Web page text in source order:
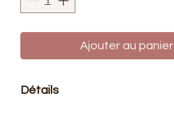
Ajouter au panier
Détails